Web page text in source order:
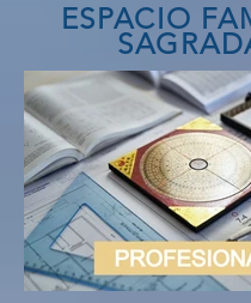
ESPACIO